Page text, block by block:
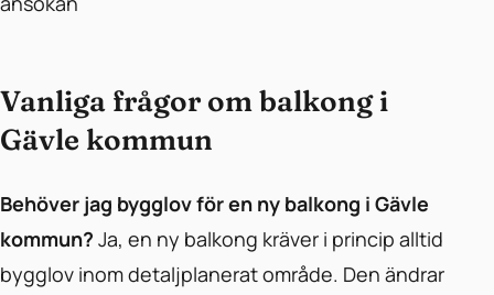
Vanliga frågor om balkong i
Gävle kommun
Behöver jag bygglov för en ny balkong i Gävle
kommun? Ja, en ny balkong kräver i princip alltid
bygglov inom detaljplanerat område. Den ändrar